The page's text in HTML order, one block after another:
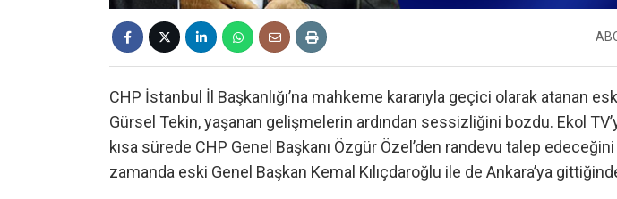
CHP İstanbul İl Başkanlığı’na mahkeme kararıyla geçici olarak atanan
Gürsel Tekin, yaşanan gelişmelerin ardından sessizliğini bozdu. Ekol
kısa sürede CHP Genel Başkanı Özgür Özel’den randevu talep edeceğini
zamanda eski Genel Başkan Kemal Kılıçdaroğlu ile de Ankara’ya